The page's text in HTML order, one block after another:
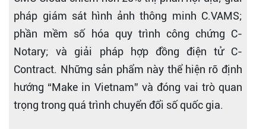
pháp giám sát hình ảnh thông minh C.VAMS;
phần mềm số hóa quy trình công chứng C-
Notary; và giải pháp hợp đồng điện tử C-
Contract. Những sản phẩm này thể hiện rõ định
hướng “Make in Vietnam” và đóng vai trò quan
trọng trong quá trình chuyển đổi số quốc gia.